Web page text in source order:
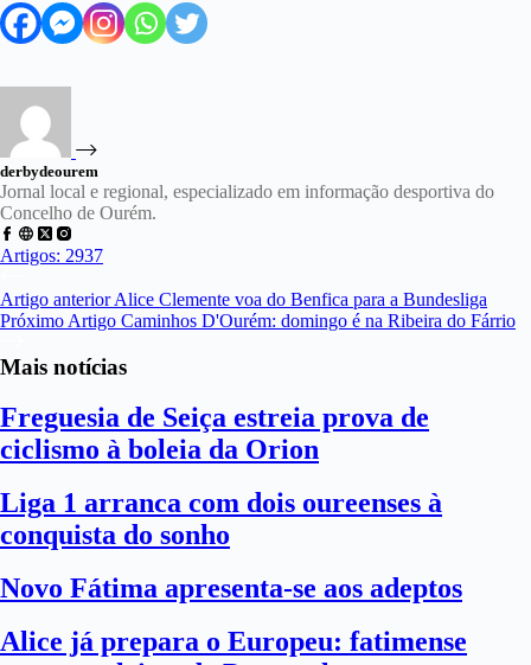
derbydeourem
Jornal local e regional, especializado em informação desportiva do
Concelho de Ourém.
Artigos: 2937
Artigo anteriorAlice Clemente voa do Benfica para a Bundesliga
Próximo Artigo Caminhos D'Ourém: domingo é na Ribeira do Fárrio
Mais notícias
Freguesia de Seiça estreia prova de
ciclismo à boleia da Orion
Liga 1 arranca com dois oureenses à
conquista do sonho
Novo Fátima apresenta-se aos adeptos
Alice já prepara o Europeu: fatimense